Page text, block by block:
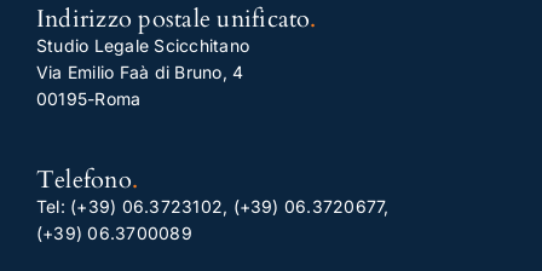
Indirizzo postale unificato.
Studio Legale Scicchitano
Via Emilio Faà di Bruno, 4
00195-Roma
Telefono.
Tel: (+39) 06.3723102, (+39) 06.3720677,
(+39) 06.3700089